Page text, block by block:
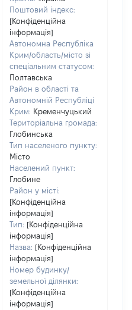
Поштовий індекс:
[Конфіденційна
інформація]
Автономна Республіка
Крим/область/місто зі
спеціальним статусом:
Полтавська
Район в області та
Автономній Республіці
Крим: Кременчуцький
Територіальна громада:
Глобинська
Тип населеного пункту:
Місто
Населений пункт:
Глобине
Район у місті:
[Конфіденційна
інформація]
Тип: [Конфіденційна
інформація]
Назва: [Конфіденційна
інформація]
Номер будинку/
земельної ділянки:
[Конфіденційна
інформація]